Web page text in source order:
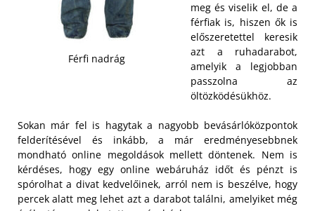
Férfi nadrág
meg és viselik el, de a
férfiak is, hiszen ők is
előszeretettel keresik
azt a ruhadarabot,
amelyik a legjobban
passzolna az
öltözködésükhöz.
Sokan már fel is hagytak a nagyobb bevásárlóközpontok
felderítésével és inkább, a már eredményesebbnek
mondható online megoldások mellett döntenek. Nem is
kérdéses, hogy egy online webáruház időt és pénzt is
spórolhat a divat kedvelőinek, arról nem is beszélve, hogy
percek alatt meg lehet azt a darabot találni, amelyiket még